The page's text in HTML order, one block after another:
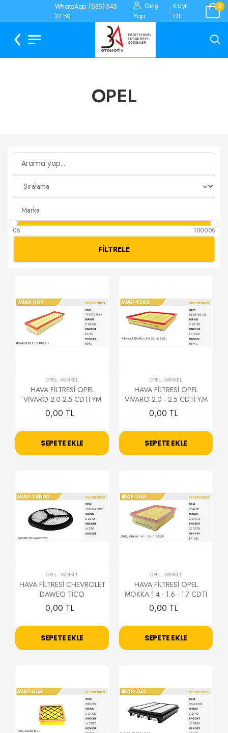
WhatsApp: (536) 343
22 59
Giriş
Yap
/
Kayıt
Ol
0
OPEL
0₺ 10000₺
FILTRELE
OPEL-WİNKEL
HAVA FİLTRESİ OPEL
VİVARO 2.0-2.5 CDTİ YM
0,00 TL
SEPETE EKLE
OPEL-WİNKEL
HAVA FİLTRESİ OPEL
VİVARO 2.0 - 2.5 CDTİ Y.M
0,00 TL
SEPETE EKLE
OPEL-WİNKEL
HAVA FİLTRESİ CHEVROLET
DAWEO TİCO
0,00 TL
SEPETE EKLE
OPEL-WİNKEL
HAVA FİLTRESİ OPEL
MOKKA 1.4 - 1.6 - 1.7 CDTİ
0,00 TL
SEPETE EKLE